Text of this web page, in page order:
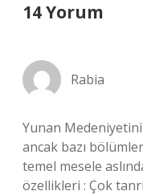
14 Yorum
Rabia
Yunan
ancak bazı
temel mesele
özellikleri : Çok